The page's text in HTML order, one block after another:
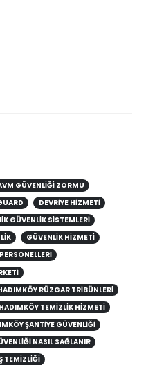
GÜVENLIĞI ZORMU
DEVRIYE HIZMETI
GÜVENLIK SISTEMLERI
GÜVENLIK HIZMETI
RÜZGAR TRIBÜNLERI
HADIMKÖY TEMIZLIK HIZMETI
ŞANTIYE GÜVENLIĞI
NASIL SAĞLANIR
TEMIZLIĞI